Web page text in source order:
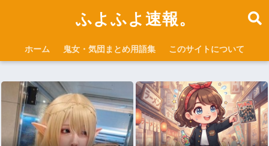
ふよふよ速報。
ホーム 鬼女・気団まとめ用語集 このサイトについて